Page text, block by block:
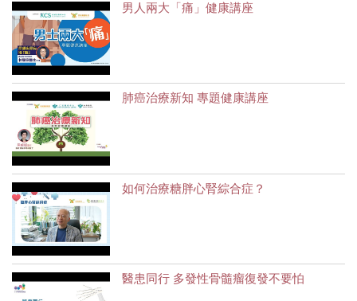
男人兩大「痛」健康講座
肺癌治療新知 專題健康講座
如何治療糖胖心腎綜合症？
醫患同行 多發性骨髓瘤復發不要怕